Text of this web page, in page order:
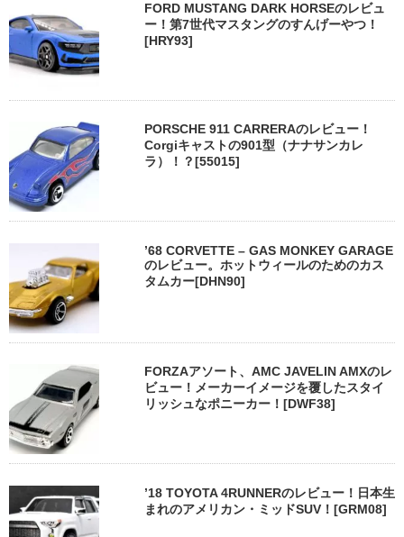
FORD MUSTANG DARK HORSEのレビュ
ー！第7世代マスタングのすんげーやつ！
[HRY93]
PORSCHE 911 CARRERAのレビュー！
Corgiキャストの901型（ナナサンカレ
ラ）！？[55015]
’68 CORVETTE – GAS MONKEY GARAGE
のレビュー。ホットウィールのためのカス
タムカー[DHN90]
FORZAアソート、AMC JAVELIN AMXのレ
ビュー！メーカーイメージを覆したスタイ
リッシュなポニーカー！[DWF38]
’18 TOYOTA 4RUNNERのレビュー！日本生
まれのアメリカン・ミッドSUV！[GRM08]